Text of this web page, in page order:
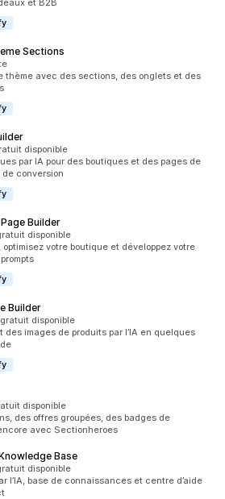
et B2B
Sections
thème avec des sections, des onglets et des
disponible
par IA pour des boutiques et des pages de
conversion
Builder
disponible
optimisez votre boutique et développez votre
Builder
disponible
des images de produits par l’IA en quelques
disponible
des offres groupées, des badges de
avec Sectionheroes
Base
disponible
l’IA, base de connaissances et centre d’aide